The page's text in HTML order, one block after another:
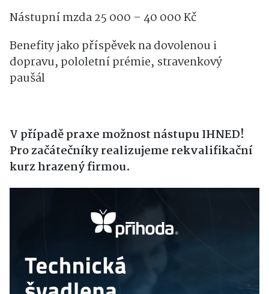
Nástupní mzda 25 000 – 40 000 Kč
Benefity jako příspěvek na dovolenou i
dopravu, pololetní prémie, stravenkový
paušál
V případě praxe možnost nástupu IHNED!
Pro začátečníky realizujeme rekvalifikační
kurz hrazený firmou.